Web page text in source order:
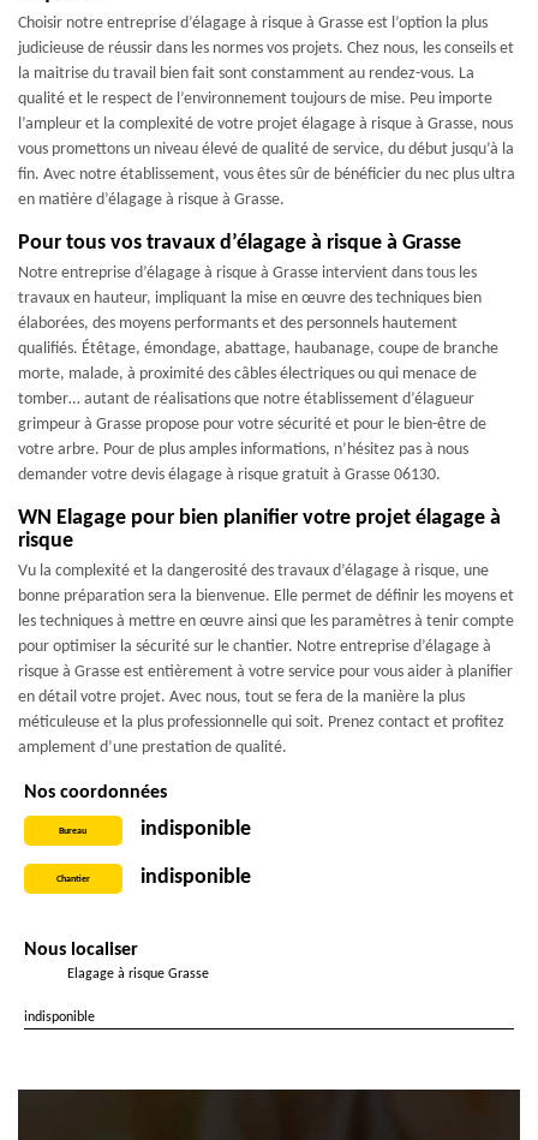
Choisir notre entreprise d’élagage à risque à Grasse est l’option la plus
judicieuse de réussir dans les normes vos projets. Chez nous, les conseils et
la maitrise du travail bien fait sont constamment au rendez-vous. La
qualité et le respect de l’environnement toujours de mise. Peu importe
l’ampleur et la complexité de votre projet élagage à risque à Grasse, nous
vous promettons un niveau élevé de qualité de service, du début jusqu’à la
fin. Avec notre établissement, vous êtes sûr de bénéficier du nec plus ultra
en matière d’élagage à risque à Grasse.
Pour tous vos travaux d’élagage à risque à Grasse
Notre entreprise d’élagage à risque à Grasse intervient dans tous les
travaux en hauteur, impliquant la mise en œuvre des techniques bien
élaborées, des moyens performants et des personnels hautement
qualifiés. Étêtage, émondage, abattage, haubanage, coupe de branche
morte, malade, à proximité des câbles électriques ou qui menace de
tomber… autant de réalisations que notre établissement d’élagueur
grimpeur à Grasse propose pour votre sécurité et pour le bien-être de
votre arbre. Pour de plus amples informations, n’hésitez pas à nous
demander votre devis élagage à risque gratuit à Grasse 06130.
WN Elagage pour bien planifier votre projet élagage à
risque
Vu la complexité et la dangerosité des travaux d’élagage à risque, une
bonne préparation sera la bienvenue. Elle permet de définir les moyens et
les techniques à mettre en œuvre ainsi que les paramètres à tenir compte
pour optimiser la sécurité sur le chantier. Notre entreprise d’élagage à
risque à Grasse est entièrement à votre service pour vous aider à planifier
en détail votre projet. Avec nous, tout se fera de la manière la plus
méticuleuse et la plus professionnelle qui soit. Prenez contact et profitez
amplement d’une prestation de qualité.
Nos coordonnées
Bureau indisponible
Chantier indisponible
Nous localiser
Elagage à risque Grasse
indisponible